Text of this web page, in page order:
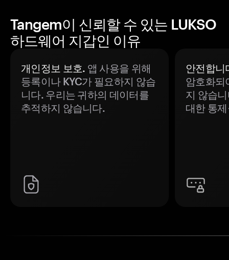
Tangem이 신뢰할 수 있는 LUKSO
하드웨어 지갑인 이유
개인정보 보호. 앱 사용을 위해
등록이나 KYC가 필요하지 않습
니다. 우리는 귀하의 데이터를
추적하지 않습니다.
안전합니
암호화되
지 않습
대한 통